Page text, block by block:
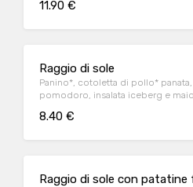
11.90 €
Raggio di sole
Panino*, cotoletta di pollo* panata,
pomodoro, insalata iceberg e
8.40 €
Raggio di sole con